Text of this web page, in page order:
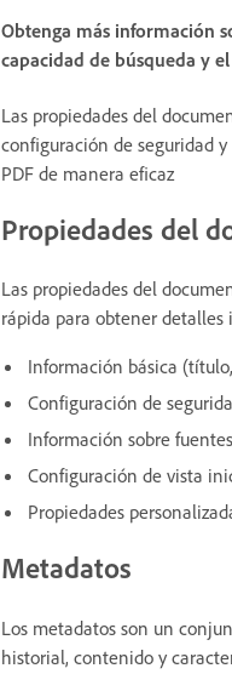
Obtenga más información
capacidad de búsqueda y
Las propiedades del
configuración de seguridad
PDF de manera eficaz
Propiedades del
Las propiedades del
rápida para obtener detalles
Información básica
Configuración de
Información sobre fuentes
Configuración de vista
Propiedades
Metadatos
Los metadatos son un
historial, contenido y